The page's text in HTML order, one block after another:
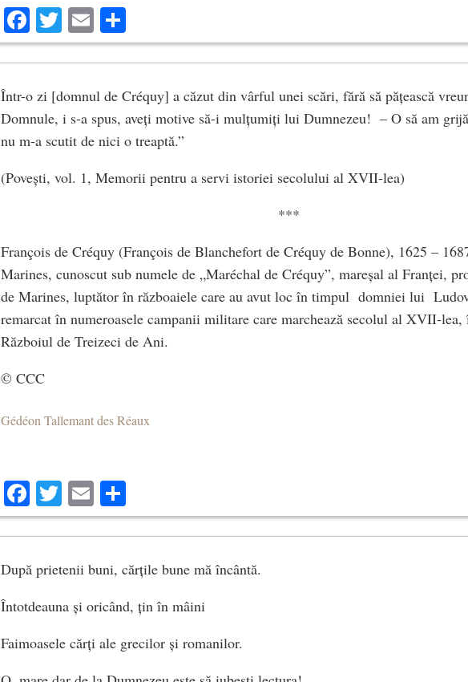
Facebook
Twitter
Email
Într-o zi [domnul de Créquy] a căzut din vârful unei scări, fără să pățească
Domnule, i s-a spus, aveți motive să-i mulțumiți lui Dumnezeu! – O să am
nu m-a scutit de nici o treaptă.”
(Povești, vol. 1, Memorii pentru a servi istoriei secolului al XVII-lea)
***
François de Créquy (François de Blanchefort de Créquy de Bonne), 1625 –
Marines, cunoscut sub numele de „Maréchal de Créquy”, mareșal al Franței,
de Marines, luptător în războaiele care au avut loc în timpul domniei lui
remarcat în numeroasele campanii militare care marchează secolul al XVII-lea,
Războiul de Treizeci de Ani.
© CCC
Gédéon Tallemant des Réaux
Facebook
Twitter
Email
După prietenii buni, cărțile bune mă încântă.
Întotdeauna și oricând, țin în mâini
Faimoasele cărți ale grecilor și romanilor.